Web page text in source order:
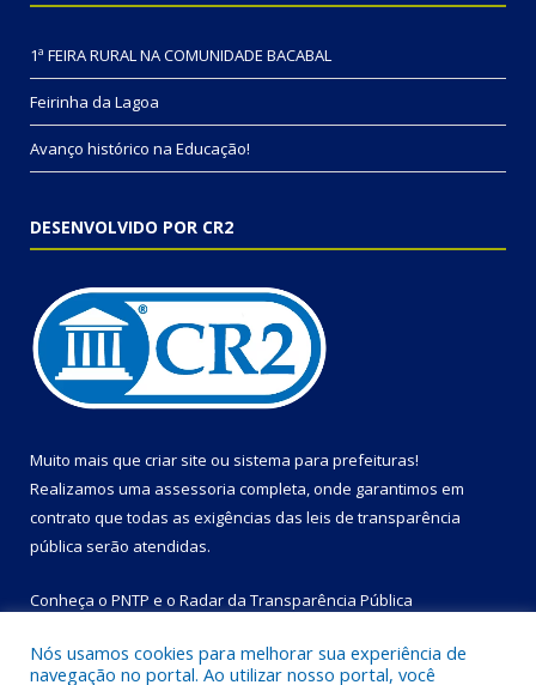
1ª FEIRA RURAL NA COMUNIDADE BACABAL
Feirinha da Lagoa
Avanço histórico na Educação!
DESENVOLVIDO POR CR2
Muito mais que criar site ou sistema para prefeituras!
Realizamos uma assessoria completa, onde garantimos em
contrato que todas as exigências das leis de transparência
pública serão atendidas.
Conheça o PNTP e o Radar da Transparência Pública
Nós usamos cookies para melhorar sua experiência de
navegação no portal. Ao utilizar nosso portal, você